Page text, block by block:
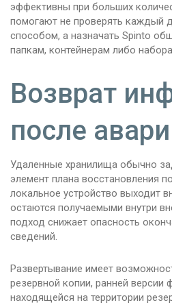
эффективны при больших
помогают не проверять каждый
способом, а назначать Spinto
папкам, контейнерам либо
Возврат
после
Удаленные хранилища обычно
элемент плана восстановления
локальное устройство выходит
остаются получаемыми внутри
подход снижает опасность
сведений.
Развертывание имеет
резервной копии, ранней версии
находящейся на территории